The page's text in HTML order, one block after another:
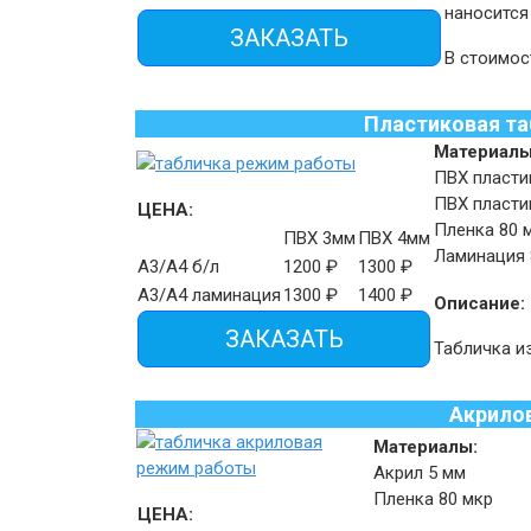
ЗАКАЗАТЬ
В
Пластиковая
ЦЕНА:
ПВХ 3мм ПВХ 4мм
А3/А4 б/л
1200 ₽ 1300 ₽
А3/А4 ламинация 1300 ₽ 1400 ₽
ЗАКАЗАТЬ
ПВХ
ПВХ
Пленка 80
Ламинация
Описание:
Табличка
ЦЕНА:
Материалы:
Акрил 5 мм
Пленка 80 мкр